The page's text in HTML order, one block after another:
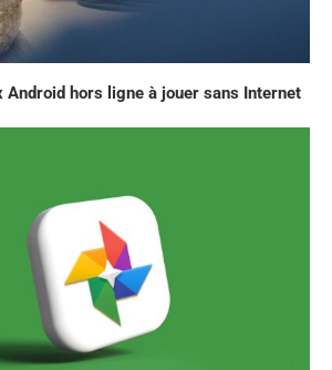
Android hors ligne à jouer sans Internet